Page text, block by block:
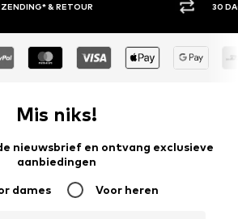
BEDENKTIJD
Mis niks!
nieuwsbrief en ontvang exclusieve
aanbiedingen
dames Voor heren